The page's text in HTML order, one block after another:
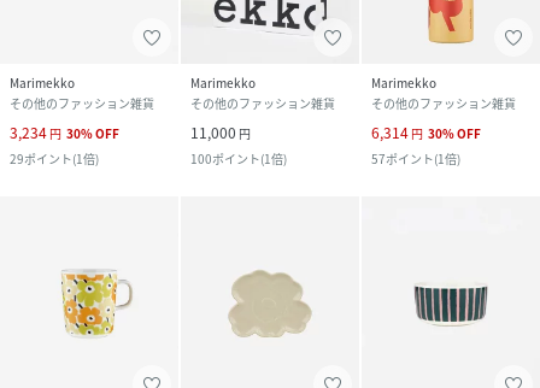
Marimekko
その他のファッション雑貨
3,234 円 30%OFF
29ポイント(1倍)
Marimekko
その他のファッション雑貨
11,000 円
100ポイント(1倍)
Marimekko
その他のファッション雑貨
6,314 円 30%OFF
57ポイント(1倍)